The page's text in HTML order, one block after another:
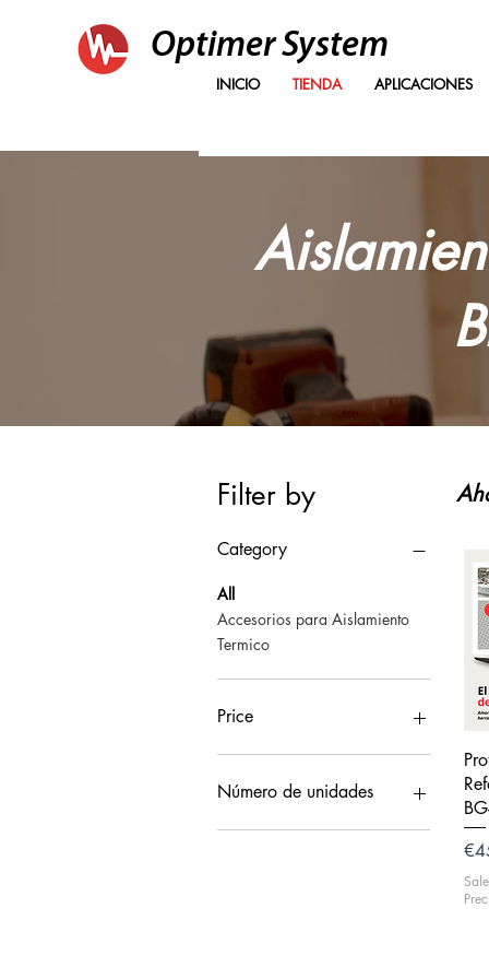
Optimer System
INICIO TIENDA APLICACIONES
Filter by
Category
All
Accesorios para Aislamiento
Termico
Price
€2
Número de unidades